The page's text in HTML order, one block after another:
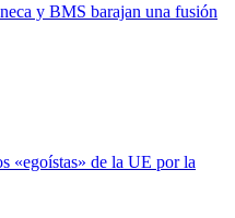
y BMS barajan una fusión
«egoístas» de la UE por la